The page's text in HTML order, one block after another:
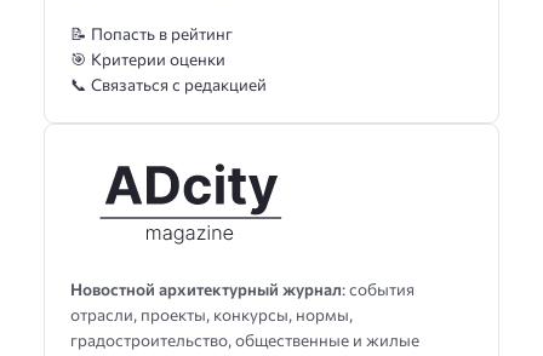
Новостной архитектурный журнал: события
отрасли, проекты, конкурсы, нормы,
градостроительство, общественные и жилые
📝 Попасть в рейтинг
🎯 Критерии оценки
📞 Связаться с редакцией